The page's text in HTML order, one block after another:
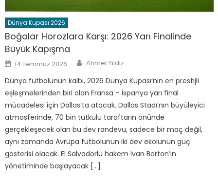
Dünya Kupası 2026
Boğalar Horozlara Karşı: 2026 Yarı Finalinde
Büyük Kapışma
Posted
on
14 Temmuz 2026 Author
Ahmet Yıldız
Dünya futbolunun kalbi, 2026 Dünya Kupası’nın en prestijli
eşleşmelerinden biri olan Fransa – İspanya yarı final
mücadelesi için Dallas’ta atacak. Dallas Stadı’nın büyüleyici
atmosferinde, 70 bin tutkulu taraftarın önünde
gerçekleşecek olan bu dev randevu, sadece bir maç değil,
aynı zamanda Avrupa futbolunun iki dev ekolünün güç
gösterisi olacak. El Salvadorlu hakem Ivan Barton’ın
yönetiminde başlayacak […]